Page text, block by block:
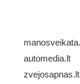
automedia.lt
zvejosapnas.lt